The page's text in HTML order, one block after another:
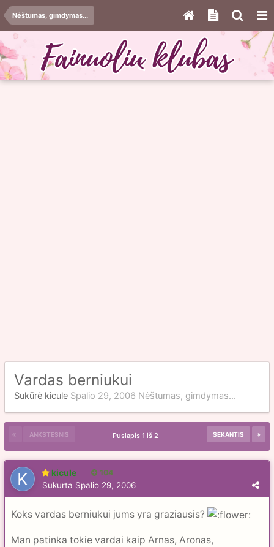
Nėštumas, gimdymas...
Vardas berniukui
Sukūrė kicule Spalio 29, 2006 Nėštumas, gimdymas...
ANKSTESNIS SEKANTIS
Puslapis 1 iš 2
kicule 104
Sukurta Spalio 29, 2006
Koks vardas berniukui jums yra graziausis?
Man patinka tokie vardai kaip Arnas, Aronas,